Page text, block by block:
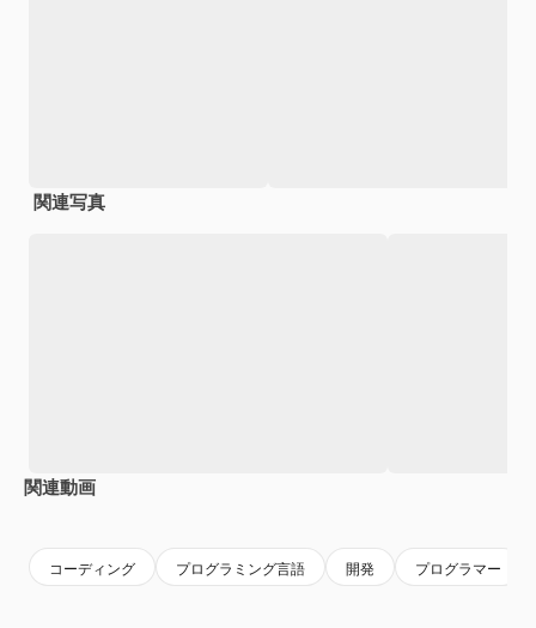
関連写真
関連動画
コーディング プログラミング言語 開発 プログラマー